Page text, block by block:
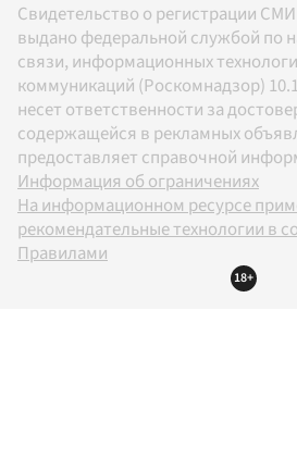
Свидетельство о регистрации
выдано федеральной службой по
связи, информационных
коммуникаций (Роскомнадзор)
несет ответственности за
содержащейся в рекламных
предоставляет справочной
Информация об ограничениях
На информационном ресурсе
рекомендательные технологии в
Правилами
18+